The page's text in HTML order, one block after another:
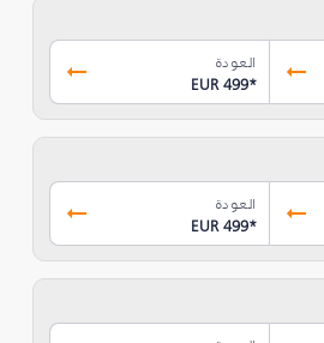
العودة
EUR 499*
العودة
EUR 499*